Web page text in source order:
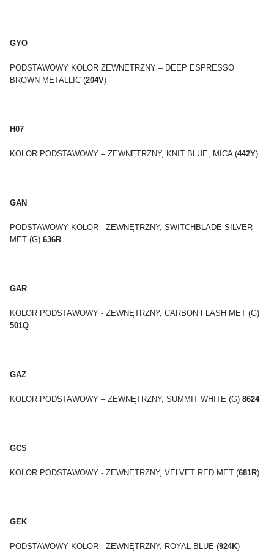
GYO
PODSTAWOWY KOLOR ZEWNĘTRZNY – DEEP ESPRESSO
BROWN METALLIC (204V)
H07
KOLOR PODSTAWOWY – ZEWNĘTRZNY, KNIT BLUE, MICA (442Y)
GAN
PODSTAWOWY KOLOR - ZEWNĘTRZNY, SWITCHBLADE SILVER
MET (G) 636R
GAR
KOLOR PODSTAWOWY - ZEWNĘTRZNY, CARBON FLASH MET (G)
501Q
GAZ
KOLOR PODSTAWOWY – ZEWNĘTRZNY, SUMMIT WHITE (G) 8624
GCS
KOLOR PODSTAWOWY - ZEWNĘTRZNY, VELVET RED MET (681R)
GEK
PODSTAWOWY KOLOR - ZEWNĘTRZNY, ROYAL BLUE (924K)